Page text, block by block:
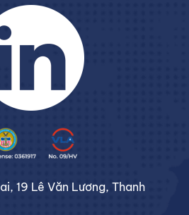
19 Lê Văn Lương, Thanh